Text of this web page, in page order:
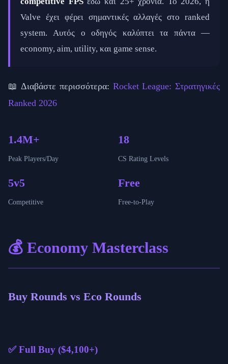
Valve έχει φέρει σημαντικές αλλαγές στο ranked
system. Αυτός ο οδηγός καλύπτει τα πάντα —
economy, aim, utility, και game sense.
📖 Διαβάστε περισσότερα: Rocket League: Στρατηγικές
Ranked 2026
1.4M+
Peak Players/Day
18
CS Rating Levels
5v5
Competitive
Free
Free-to-Play
💰 Economy Masterclass
Buy Rounds vs Eco Rounds
✅ Full Buy ($4,100+)